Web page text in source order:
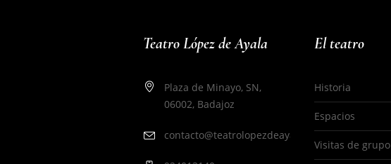
Teatro López de Ayala
Plaza de Minayo, SN,
06002, Badajoz
contacto@teatrolopezdeayala.es
El teatro
Historia
Espacios
Visitas de grupo